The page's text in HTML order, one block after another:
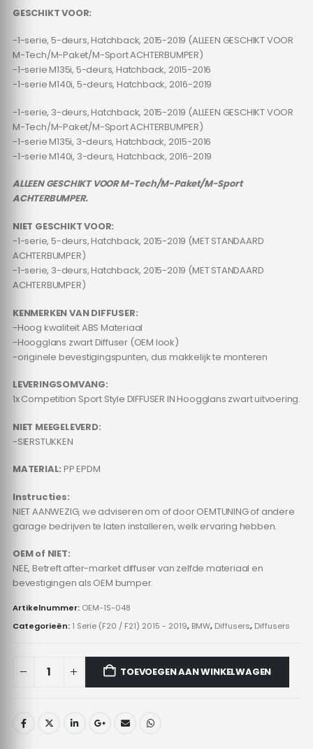
GESCHIKT VOOR:
-1-serie, 5-deurs, Hatchback, 2015-2019 (ALLEEN GESCHIKT VOOR
M-Tech/M-Paket/M-Sport ACHTERBUMPER)
-1-serie M135i, 5-deurs, Hatchback, 2015-2016
-1-serie M140i, 5-deurs, Hatchback, 2016-2019
-1-serie, 3-deurs, Hatchback, 2015-2019 (ALLEEN GESCHIKT VOOR
M-Tech/M-Paket/M-Sport ACHTERBUMPER)
-1-serie M135i, 3-deurs, Hatchback, 2015-2016
-1-serie M140i, 3-deurs, Hatchback, 2016-2019
ALLEEN GESCHIKT VOOR M-Tech/M-Paket/M-Sport
ACHTERBUMPER.
NIET GESCHIKT VOOR:
-1-serie, 5-deurs, Hatchback, 2015-2019 (MET STANDAARD
ACHTERBUMPER)
-1-serie, 3-deurs, Hatchback, 2015-2019 (MET STANDAARD
ACHTERBUMPER)
KENMERKEN VAN DIFFUSER:
-Hoog kwaliteit ABS Materiaal
-Hoogglans zwart Diffuser (OEM look)
-originele bevestigingspunten, dus makkelijk te monteren
LEVERINGSOMVANG:
1x Competition Sport Style DIFFUSER IN Hoogglans zwart uitvoering.
NIET MEEGELEVERD:
-SIERSTUKKEN
MATERIAL: PP EPDM
Instructies:
NIET AANWEZIG, we adviseren om of door OEMTUNING of andere
garage bedrijven te laten installeren, welk ervaring hebben.
OEM of NIET:
NEE, Betreft after-market diffuser van zelfde materiaal en
bevestigingen als OEM bumper.
Artikelnummer: OEM-1S-048
Categorieën: 1 Serie (F20 / F21) 2015 - 2019, BMW, Diffusers, Diffusers
TOEVOEGEN AAN WINKELWAGEN